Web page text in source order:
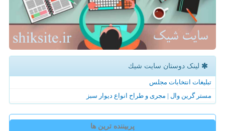
لینک دوستان سایت شیك
تبلیغات انتخابات مجلس
مستر گرین وال | مجری و طراح انواع دیوار سبز
پربیننده ترین ها